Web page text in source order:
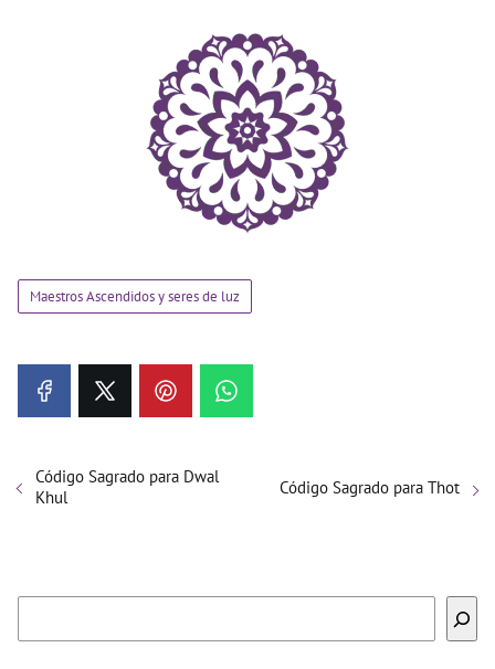
Maestros Ascendidos y seres de luz
Código Sagrado para Dwal
Khul
Código Sagrado para Thot